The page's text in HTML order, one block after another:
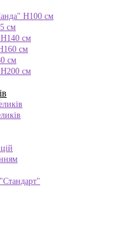
Н100 см
см
см
см
см
см